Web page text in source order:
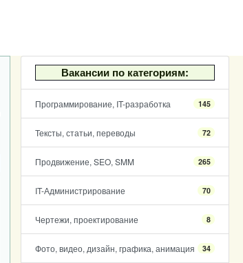
Вакансии по категориям:
Программирование, IT-разработка 145
Тексты, статьи, переводы 72
Продвижение, SEO, SMM 265
IT-Администрирование 70
Чертежи, проектирование 8
Фото, видео, дизайн, графика, анимация 34